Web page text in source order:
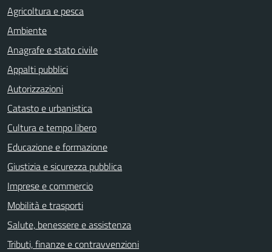
Agricoltura e pesca
Ambiente
Anagrafe e stato civile
Appalti pubblici
Autorizzazioni
Catasto e urbanistica
Cultura e tempo libero
Educazione e formazione
Giustizia e sicurezza pubblica
Imprese e commercio
Mobilità e trasporti
Salute, benessere e assistenza
Tributi, finanze e contravvenzioni